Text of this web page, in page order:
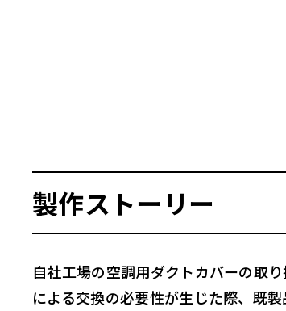
製作ストーリー
自社工場の空調用ダクトカバーの取
による交換の必要性が生じた際、既